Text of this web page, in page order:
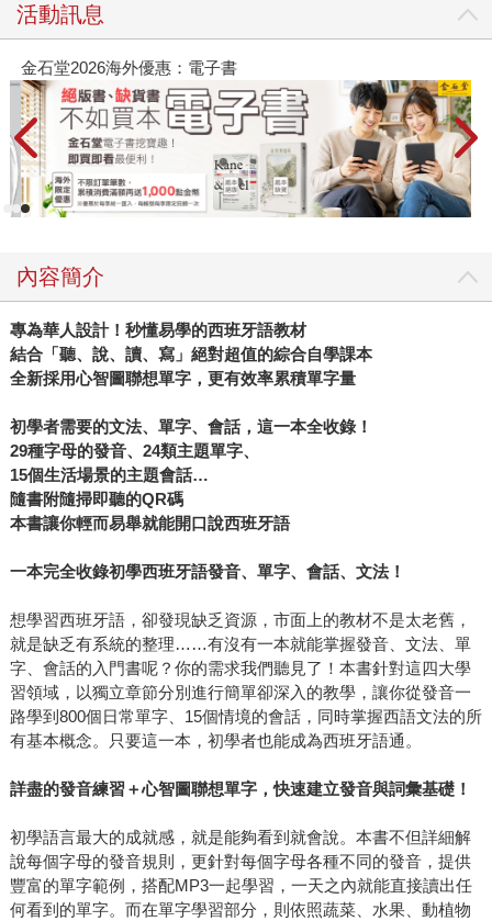
活動訊息
金石堂2026海外優惠：電子書
內容簡介
專為華人設計！秒懂易學的西班牙語教材
結合「聽、說、讀、寫」絕對超值的綜合自學課本
全新採用心智圖聯想單字，更有效率累積單字量
初學者需要的文法、單字、會話，這一本全收錄！
29種字母的發音、24類主題單字、
15個生活場景的主題會話…
隨書附隨掃即聽的QR碼
本書讓你輕而易舉就能開口說西班牙語
一本完全收錄初學西班牙語發音、單字、會話、文法！
想學習西班牙語，卻發現缺乏資源，市面上的教材不是太老舊，
就是缺乏有系統的整理……有沒有一本就能掌握發音、文法、單
字、會話的入門書呢？你的需求我們聽見了！本書針對這四大學
習領域，以獨立章節分別進行簡單卻深入的教學，讓你從發音一
路學到800個日常單字、15個情境的會話，同時掌握西語文法的所
有基本概念。只要這一本，初學者也能成為西班牙語通。
詳盡的發音練習＋心智圖聯想單字，快速建立發音與詞彙基礎！
初學語言最大的成就感，就是能夠看到就會說。本書不但詳細解
說每個字母的發音規則，更針對每個字母各種不同的發音，提供
豐富的單字範例，搭配MP3一起學習，一天之內就能直接讀出任
何看到的單字。而在單字學習部分，則依照蔬菜、水果、動植物